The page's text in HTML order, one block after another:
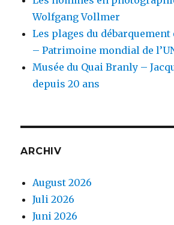
Wolfgang Vollmer
Les plages du
– Patrimoine mondial de
Musée du Quai Branly –
depuis 20 ans
ARCHIV
August 2026
Juli 2026
Juni 2026